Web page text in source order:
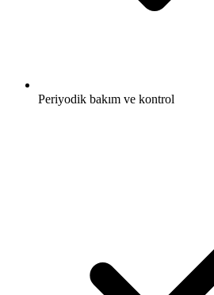
Periyodik bakım ve kontrol